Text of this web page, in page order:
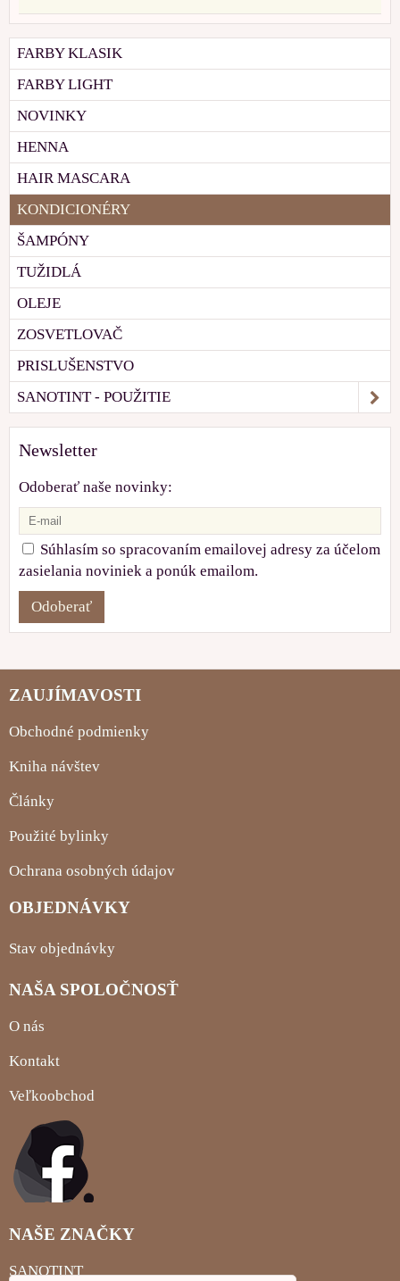
FARBY KLASIK
FARBY LIGHT
NOVINKY
HENNA
HAIR MASCARA
KONDICIONÉRY
ŠAMPÓNY
TUŽIDLÁ
OLEJE
ZOSVETLOVAČ
PRISLUŠENSTVO
SANOTINT - POUŽITIE
Newsletter
Odoberať naše novinky:
Súhlasím so spracovaním emailovej adresy za účelom
zasielania noviniek a ponúk emailom.
Odoberať
ZAUJÍMAVOSTI
Obchodné podmienky
Kniha návštev
Články
Použité bylinky
Ochrana osobných údajov
OBJEDNÁVKY
Stav objednávky
NAŠA SPOLOČNOSŤ
O nás
Kontakt
Veľkoobchod
NAŠE ZNAČKY
SANOTINT